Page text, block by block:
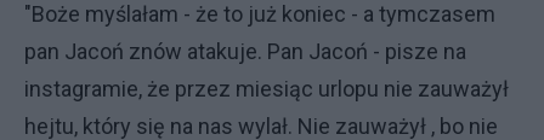
"Boże myślałam - że to już koniec - a tymczasem
pan Jacoń znów atakuje. Pan Jacoń - pisze na
instagramie, że przez miesiąc urlopu nie zauważył
hejtu, który się na nas wylał. Nie zauważył , bo nie